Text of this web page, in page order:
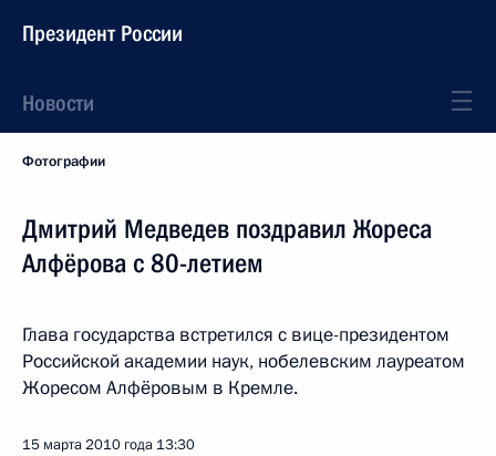
Президент России
Новости
Фотографии
Дмитрий Медведев поздравил Жореса
Алфёрова с 80-летием
Глава государства встретился с вице-президентом
Российской академии наук, нобелевским лауреатом
Жоресом Алфёровым в Кремле.
15 марта 2010 года 13:30